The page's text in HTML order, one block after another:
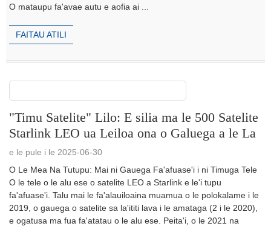
O mataupu fa'avae autu e aofia ai ...
FAITAU ATILI
"Timu Satelite" Lilo: E silia ma le 500 Satelite
Starlink LEO ua Leiloa ona o Galuega a le La
e le pule i le 2025-06-30
O Le Mea Na Tutupu: Mai ni Gauega Fa'afuase'i i ni Timuga Tele
O le tele o le alu ese o satelite LEO a Starlink e le'i tupu
fa'afuase'i. Talu mai le fa'alauiloaina muamua o le polokalame i le
2019, o gauega o satelite sa la'ititi lava i le amataga (2 i le 2020),
e ogatusa ma fua fa'atatau o le alu ese. Peita'i, o le 2021 na